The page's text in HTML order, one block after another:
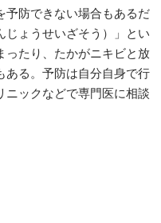
予防できない場合もあるだ
じょうせいざそう）」とい
ったり、たかがニキビと放
ある。予防は自分自身で行
ニックなどで専門医に相談